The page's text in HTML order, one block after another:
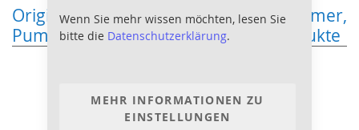
Wenn Sie mehr wissen möchten, lesen Sie
bitte die Datenschutzerklärung.
MEHR INFORMATIONEN ZU
EINSTELLUNGEN
Original Ersatzteile für Deltec Abschäumer,
Pumpen und andere technische Produkte